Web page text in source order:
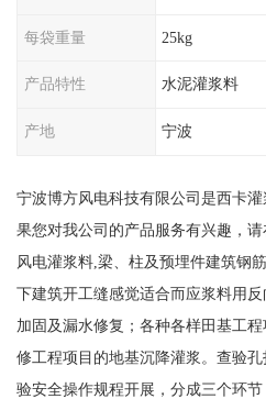
每袋重量 25kg
产品特性 水泥灌浆料
产地 宁波
宁波博方风电科技有限公司是西卡
果您对我公司的产品服务有兴趣，请
风电灌浆料,梁、柱及预埋件建筑钢
下建筑开工缝感觉适合而应浆料用
加固及漏水修复；各种各样田基工
修工程项目的地基沉降灌浆。查验
验安全操作规程开展，分成三个环节